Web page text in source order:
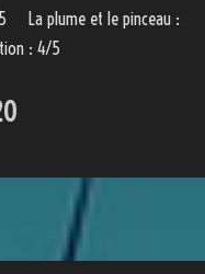
La plume et le pinceau :
: 4/5